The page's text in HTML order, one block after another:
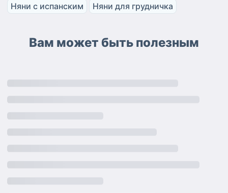
Няни с испанским
Няни для грудничка
Вам может быть полезным